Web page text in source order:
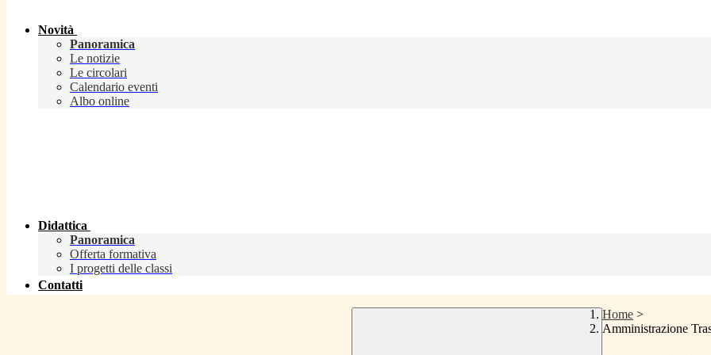
Novità
Panoramica
Le notizie
Le circolari
Calendario eventi
Albo online
Didattica
Panoramica
Offerta formativa
I progetti delle classi
Contatti
Home >
Amministrazione